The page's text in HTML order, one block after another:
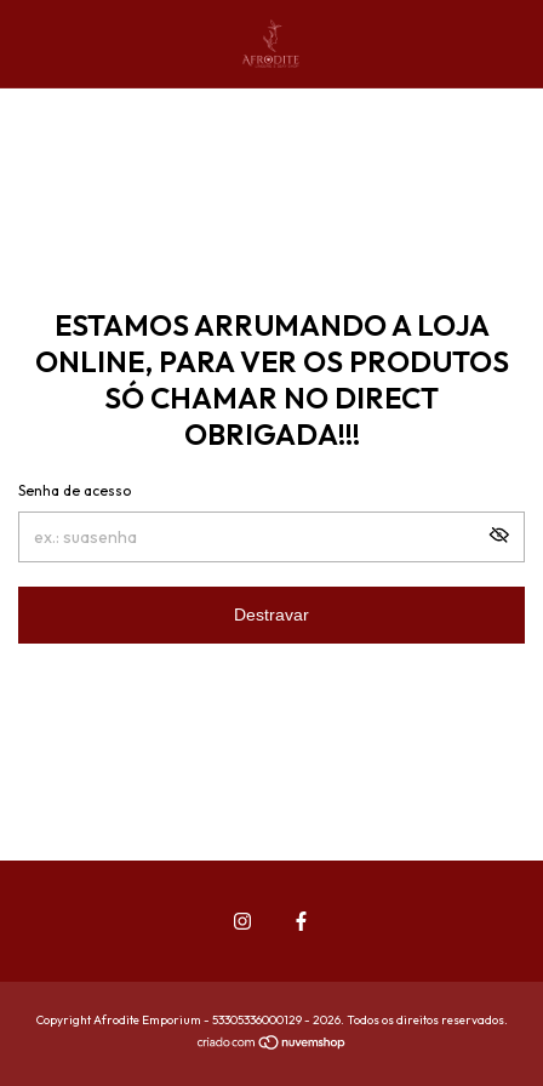
ESTAMOS ARRUMANDO A LOJA
ONLINE, PARA VER OS PRODUTOS
SÓ CHAMAR NO DIRECT
OBRIGADA!!!
Senha de acesso
Destravar
Copyright Afrodite Emporium - 53305336000129 - 2026. Todos os direitos reservados.